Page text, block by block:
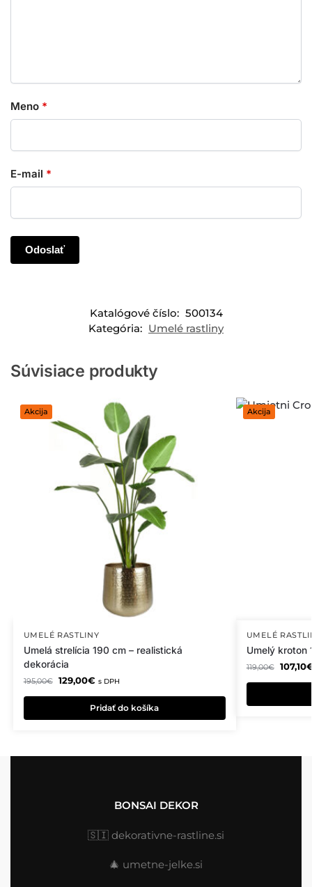
Meno *
E-mail *
Katalógové číslo: 500134
Kategória: Umelé rastliny
Súvisiace produkty
Akcija
UMELÉ RASTLINY
Umelá strelícia 190 cm – realistická
dekorácia
195,00€ 129,00€ s DPH
Pridať do košíka
Akcija
UMELÉ
Umelý kroton
119,00€ 107,10
BONSAI DEKOR
🇸🇮 dekorativne-rastline.si
🎄 umetne-jelke.si